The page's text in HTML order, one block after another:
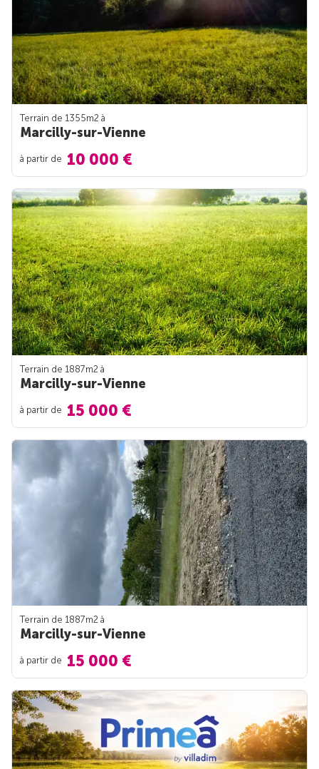
Terrain de 1355m2 à
Marcilly-sur-Vienne
à partir de 10 000 €
Terrain de 1887m2 à
Marcilly-sur-Vienne
à partir de 15 000 €
Terrain de 1887m2 à
Marcilly-sur-Vienne
à partir de 15 000 €